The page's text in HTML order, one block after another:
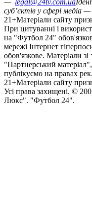
— legal@24tv.com.ua
суб’єктів у сфері медіа
21+Матеріали сайту
При цитуванні і
на "Футбол 24"
мережі Інтернет
обов'язкове. Матеріали
"Партнерський
публікуємо на правах
21+Матеріали сайту
Усi права захищенi. ©
Люкс". "Футбол 24".